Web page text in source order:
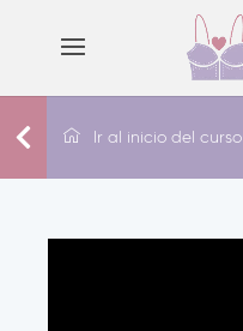
Ir al inicio del curso